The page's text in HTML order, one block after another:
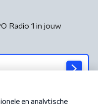
Radio 1 in jouw